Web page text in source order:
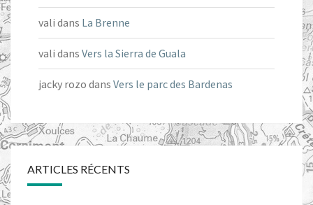
vali dans La Brenne
vali dans Vers la Sierra de Guala
jacky rozo dans Vers le parc des Bardenas
ARTICLES RÉCENTS